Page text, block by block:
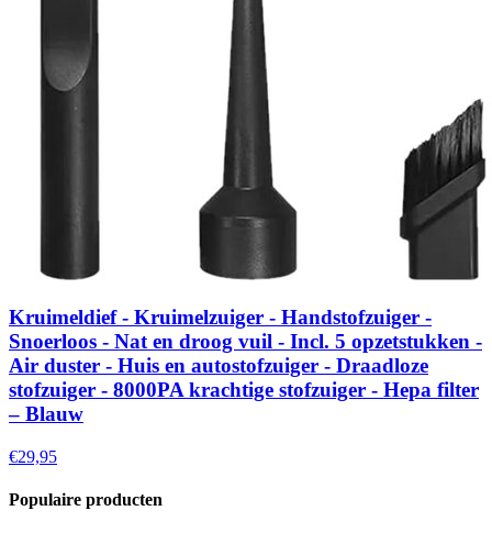
Kruimeldief - Kruimelzuiger - Handstofzuiger -
Snoerloos - Nat en droog vuil - Incl. 5 opzetstukken -
Air duster - Huis en autostofzuiger - Draadloze
stofzuiger - 8000PA krachtige stofzuiger - Hepa filter
– Blauw
€29,95
Populaire producten